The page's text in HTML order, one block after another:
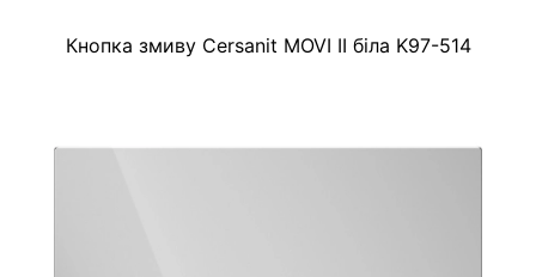
Кнопка змиву Cersanit MOVI II біла K97-514